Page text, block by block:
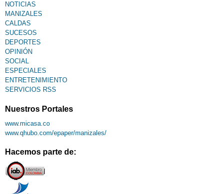
NOTICIAS
MANIZALES
CALDAS
SUCESOS
DEPORTES
OPINIÓN
SOCIAL
ESPECIALES
ENTRETENIMIENTO
SERVICIOS RSS
Nuestros Portales
www.micasa.co
www.qhubo.com/epaper/manizales/
Hacemos parte de: